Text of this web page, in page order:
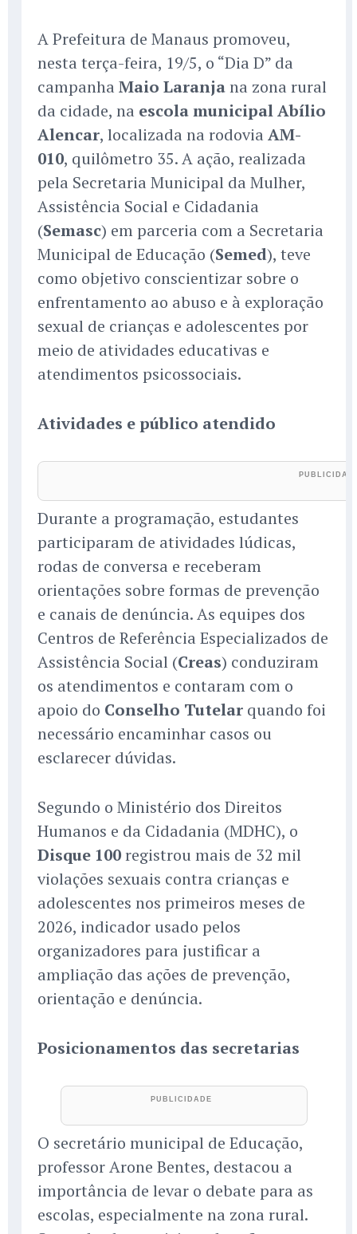
A Prefeitura de Manaus promoveu,
nesta terça-feira, 19/5, o “Dia D” da
campanha Maio Laranjana zona rural
da cidade, na escola municipal Abílio
Alencar, localizada na rodovia AM-
010, quilômetro 35. A ação, realizada
pela Secretaria Municipal da Mulher,
Assistência Social e Cidadania
(Semasc) em parceria com a Secretaria
Municipal de Educação (Semed), teve
como objetivo conscientizar sobre o
enfrentamento ao abuso e à exploração
sexual de crianças e adolescentes por
meio de atividades educativas e
atendimentos psicossociais.
Atividades e público atendido
Durante a programação, estudantes
participaram de atividades lúdicas,
rodas de conversa e receberam
orientações sobre formas de prevenção
e canais de denúncia. As equipes dos
Centros de Referência Especializados de
Assistência Social (Creas) conduziram
os atendimentos e contaram com o
apoio do Conselho Tutelar quando foi
necessário encaminhar casos ou
esclarecer dúvidas.
Segundo o Ministério dos Direitos
Humanos e da Cidadania (MDHC), o
Disque 100registrou mais de 32 mil
violações sexuais contra crianças e
adolescentes nos primeiros meses de
2026, indicador usado pelos
organizadores para justificar a
ampliação das ações de prevenção,
orientação e denúncia.
Posicionamentos das secretarias
O secretário municipal de Educação,
professor Arone Bentes, destacou a
importância de levar o debate para as
escolas, especialmente na zona rural.